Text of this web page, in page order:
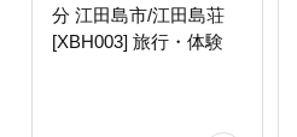
分 江田島市/江田島荘
[XBH003] 旅行・体験